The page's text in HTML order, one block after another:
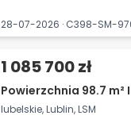
28-07-2026 · C398-SM-
1 085 700 zł
Powierzchnia 98.7 m²
lubelskie, Lublin, LSM